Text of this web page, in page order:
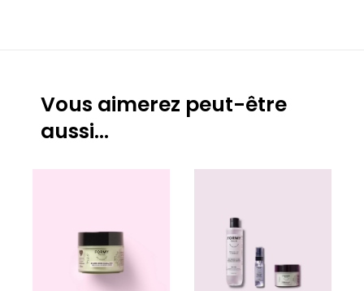
Vous aimerez peut-être
aussi…